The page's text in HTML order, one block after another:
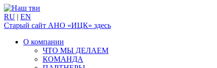
RU | EN
Старый сайт АНО «ИЦК» здесь
О компании
ЧТО МЫ ДЕЛАЕМ
КОМАНДА